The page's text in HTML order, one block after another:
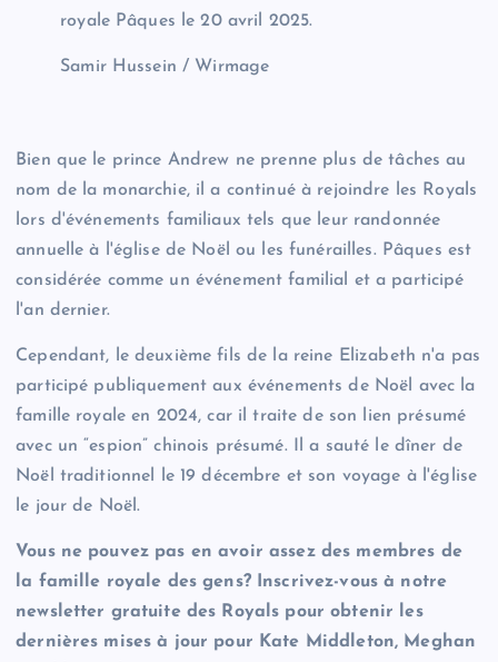
royale Pâques le 20 avril 2025.
Samir Hussein / Wirmage
Bien que le prince Andrew ne prenne plus de tâches au
nom de la monarchie, il a continué à rejoindre les Royals
lors d'événements familiaux tels que leur randonnée
annuelle à l'église de Noël ou les funérailles. Pâques est
considérée comme un événement familial et a participé
l'an dernier.
Cependant, le deuxième fils de la reine Elizabeth n'a pas
participé publiquement aux événements de Noël avec la
famille royale en 2024, car il traite de son lien présumé
avec un “espion” chinois présumé. Il a sauté le dîner de
Noël traditionnel le 19 décembre et son voyage à l'église
le jour de Noël.
Vous ne pouvez pas en avoir assez des membres de
la famille royale des gens? Inscrivez-vous à notre
newsletter gratuite des Royals pour obtenir les
dernières mises à jour pour Kate Middleton, Meghan